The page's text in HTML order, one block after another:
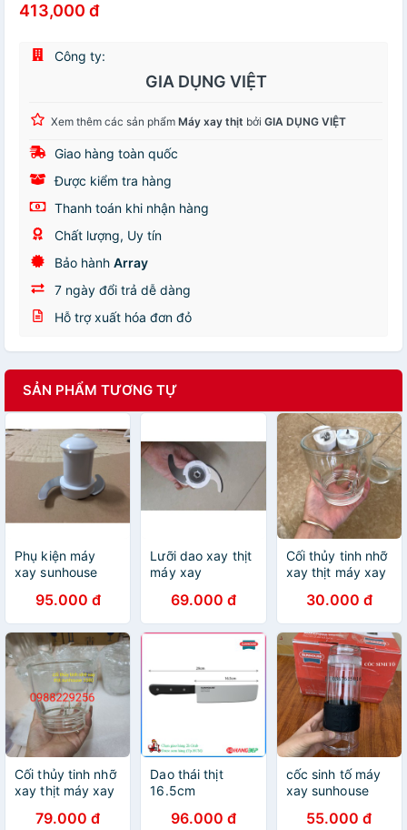
413,000 đ
Công ty:
GIA DỤNG VIỆT
Xem thêm các sản phẩm Máy xay thịt bởi GIA DỤNG VIỆT
Giao hàng toàn quốc
Được kiểm tra hàng
Thanh toán khi nhận hàng
Chất lượng, Uy tín
Bảo hành Array
7 ngày đổi trả dễ dàng
Hỗ trợ xuất hóa đơn đỏ
SẢN PHẨM TƯƠNG TỰ
Phụ kiện máy
xay sunhouse
dao xay thịt
95.000 đ
Lưỡi dao xay thịt
máy xay
5321/
5325/5322/5328/5329
69.000 đ
Cối thủy tinh nhỡ
xay thịt máy xay
5582/5580
30.000 đ
Cối thủy tinh nhỡ
xay thịt máy xay
5582/5580
79.000 đ
Dao thái thịt
16.5cm
KN165SS
96.000 đ
cốc sinh tố máy
xay sunhouse
5340B,5341
55.000 đ